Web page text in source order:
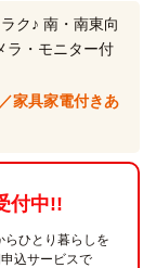
ク♪ 南・南東向
ラ・モニター付
家具家電付きあ
付中!!
らひとり暮らしを
込サービスで